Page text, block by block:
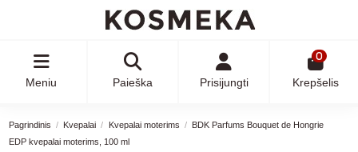
Meniu Paieška Prisijungti
0
Krepšelis
Pagrindinis Kvepalai Kvepalai moterims
BDK Parfums Bouquet de Hongrie
EDP kvepalai moterims, 100 ml